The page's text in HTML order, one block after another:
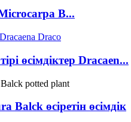
B...
өсімдіктер Dracaen...
Balck өсіретін өсімдік